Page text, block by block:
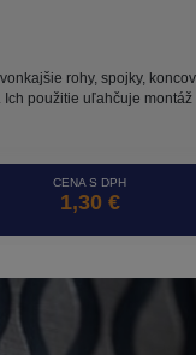
rohy, spojky,
použitie uľahčuje montáž
CENA S DPH
1,30 €